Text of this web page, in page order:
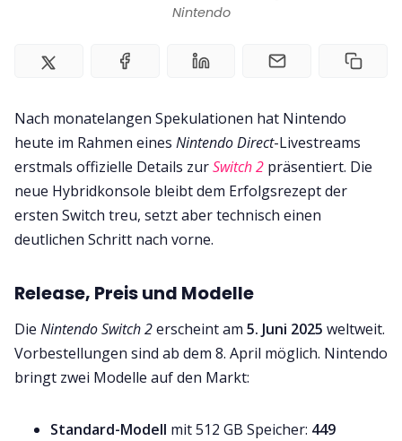
Nintendo
Nach monatelangen Spekulationen hat Nintendo
heute im Rahmen eines Nintendo Direct-Livestreams
erstmals offizielle Details zurSwitch 2 präsentiert. Die
neue Hybridkonsole bleibt dem Erfolgsrezept der
ersten Switch treu, setzt aber technisch einen
deutlichen Schritt nach vorne.
Release, Preis und Modelle
Die Nintendo Switch 2erscheint am 5. Juni 2025 weltweit.
Vorbestellungen sind ab dem 8. April möglich. Nintendo
bringt zwei Modelle auf den Markt:
Standard-Modell mit 512 GB Speicher: 449